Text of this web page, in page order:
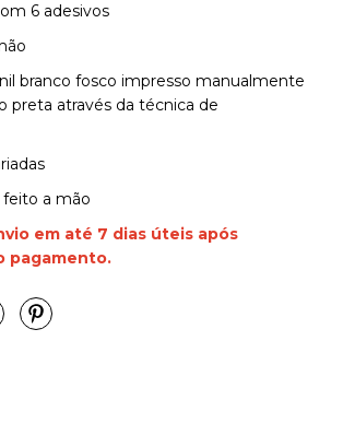
6 adesivos
branco fosco impresso manualmente
preta através da técnica de
feito a mão
em até 7 dias úteis após
pagamento.